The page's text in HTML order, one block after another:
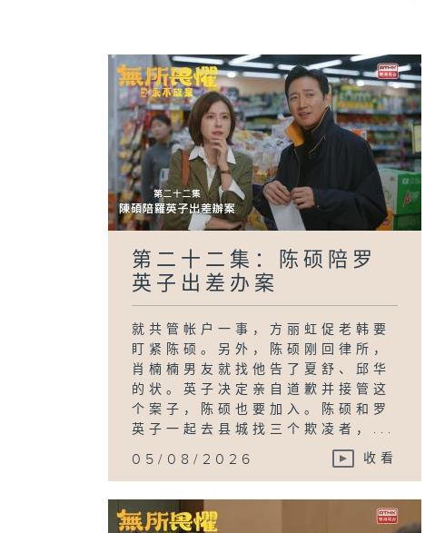
第二十二集：陈硕陪罗
英子出差办案
就共管帐户一事，方丽虹促老韩要
盯紧陈硕。另外，陈硕刚回律所，
肖楠楠男友就找他告了夏舒、邱华
的状。英子决定亲自道歉并接管这
个案子，陈硕也要加入。陈硕和罗
英子一起去县城找三个欺凌者，...
05/08/2026 收看